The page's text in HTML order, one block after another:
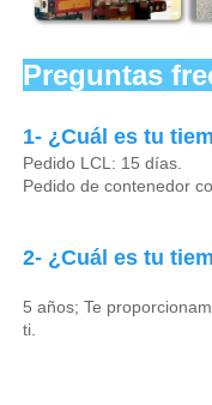
Preguntas
1- ¿Cuál es tu
Pedido LCL: 15 días.
Pedido de contenedor
2- ¿Cuál es tu
5 años; Te
ti.